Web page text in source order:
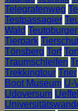
Telegrafenweg
Testpassagier
Wald
Tierpark
Tönsberg Torf
Traumschleifen
Trekkingtour Trier
Boot Museum U-
Udoversum